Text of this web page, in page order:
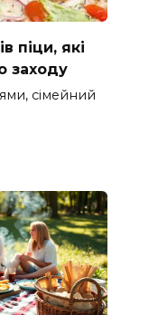
піци, які
заходу
сімейний